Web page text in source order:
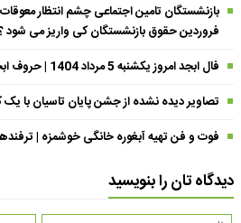
فروردین حقوق بازنشستگان کی واریز می شود
فال ابجد امروز یکشنبه 5 مرداد 1404 | حروف ابجد از تغییرات مثبت خبر می‌دهند !
تصاویر دیده نشده از جشن پایان تاسیان با
فوت و فن تهیه آبغوره خانگی خوشمزه |
دیدگاه تان را بنویسید